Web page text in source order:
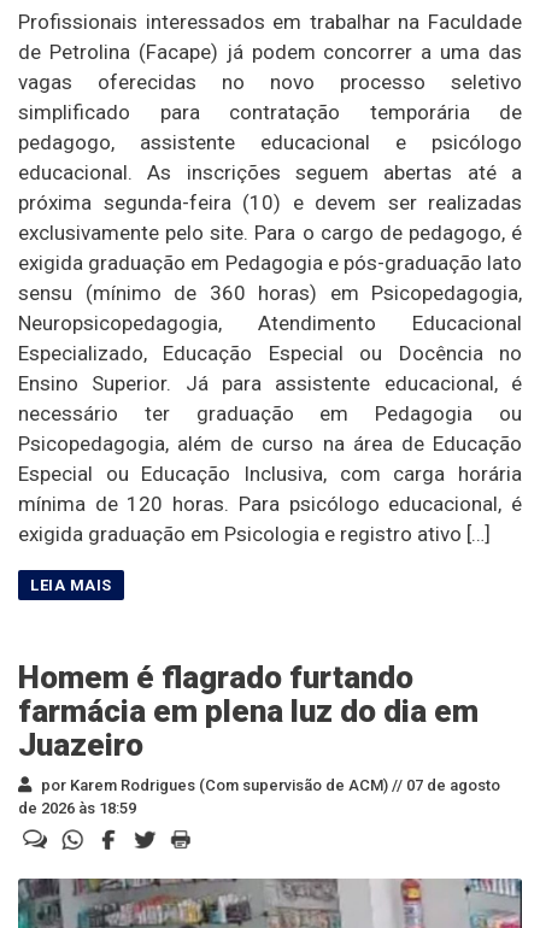
Profissionais interessados em trabalhar na Faculdade
de Petrolina (Facape) já podem concorrer a uma das
vagas oferecidas no novo processo seletivo
simplificado para contratação temporária de
pedagogo, assistente educacional e psicólogo
educacional. As inscrições seguem abertas até a
próxima segunda-feira (10) e devem ser realizadas
exclusivamente pelo site. Para o cargo de pedagogo, é
exigida graduação em Pedagogia e pós-graduação lato
sensu (mínimo de 360 horas) em Psicopedagogia,
Neuropsicopedagogia, Atendimento Educacional
Especializado, Educação Especial ou Docência no
Ensino Superior. Já para assistente educacional, é
necessário ter graduação em Pedagogia ou
Psicopedagogia, além de curso na área de Educação
Especial ou Educação Inclusiva, com carga horária
mínima de 120 horas. Para psicólogo educacional, é
exigida graduação em Psicologia e registro ativo […]
Homem é flagrado furtando
farmácia em plena luz do dia em
Juazeiro
por Karem Rodrigues (Com supervisão de ACM) // 07 de agosto
de 2026 às 18:59